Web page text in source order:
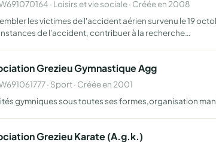
· Loisirs et vie sociale · Créée en 2008
les victimes de l'accident aérien survenu le 19
de l'accident, contribuer à la recherche…
Grezieu Gymnastique Agg
· Sport · Créée en 2001
gymniques sous toutes ses formes,organisation
Grezieu Karate (A.g.k.)